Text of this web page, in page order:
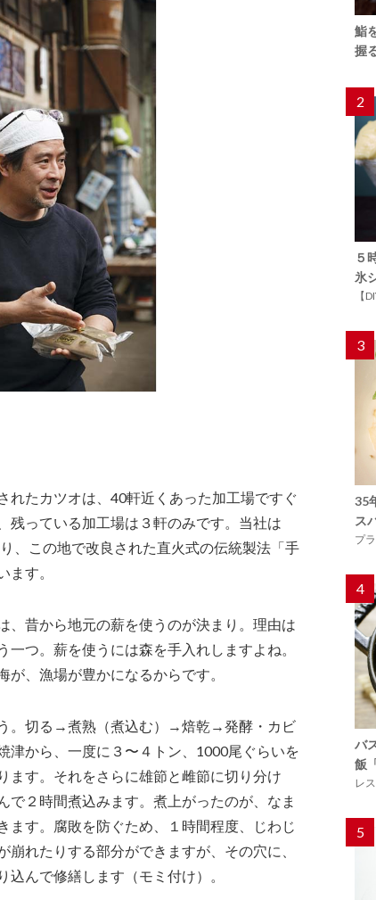
れたカツオは、40軒近くあった加工場ですぐ
残っている加工場は３軒のみです。当社は
、この地で改良された直火式の伝統製法「手
す。
、昔から地元の薪を使うのが決まり。理由は
つ。薪を使うには森を手入れしますよね。
、漁場が豊かになるからです。
。切る→煮熟（煮込む）→焙乾→発酵・カビ
津から、一度に３〜４トン、1000尾ぐらいを
ます。それをさらに雄節と雌節に切り分け
で２時間煮込みます。煮上がったのが、なま
ます。腐敗を防ぐため、１時間程度、じわじ
れたりする部分ができますが、その穴に、
んで修繕します（モミ付け）。
鮨
握
2
５
氷
【
3
35
ス
プ
4
バ
飯
レ
5